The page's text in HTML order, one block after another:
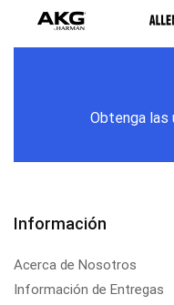
Obtenga
Información
Acerca de Nosotros
Información de Entregas